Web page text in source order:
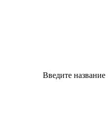
Введите название